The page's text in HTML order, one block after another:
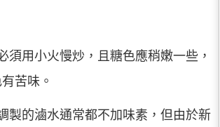
須用小火慢炒，且糖色應稍嫩一些，
苦味。
製的滷水通常都不加味素，但由於新